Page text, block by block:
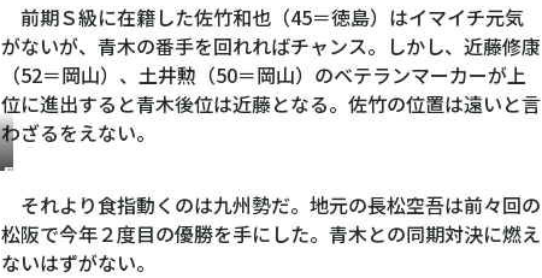
前期Ｓ級に在籍した佐竹和也（45＝徳島）はイマイチ元気
がないが、青木の番手を回れればチャンス。しかし、近藤修康
（52＝岡山）、土井勲（50＝岡山）のベテランマーカーが上
位に進出すると青木後位は近藤となる。佐竹の位置は遠いと言
わざるをえない。
長
空
吾
それより食指動くのは九州勢だ。地元の長松空吾は前々回の
松阪で今年２度目の優勝を手にした。青木との同期対決に燃え
ないはずがない。